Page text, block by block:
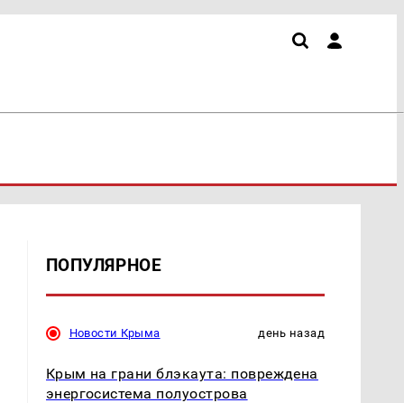
ПОПУЛЯРНОЕ
Новости Крыма день назад
Крым на грани блэкаута: повреждена
энергосистема полуострова